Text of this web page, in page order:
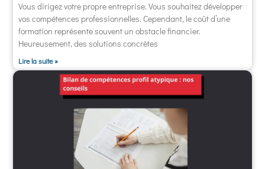
Vous dirigez votre propre entreprise. Vous souhaitez développer
vos compétences professionnelles. Cependant, le coût d’une
formation représente souvent un obstacle financier.
Heureusement, des solutions concrètes
Lire la suite »